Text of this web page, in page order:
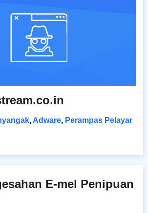
, Adware, Perampas Pelayar
E-mel Penipuan